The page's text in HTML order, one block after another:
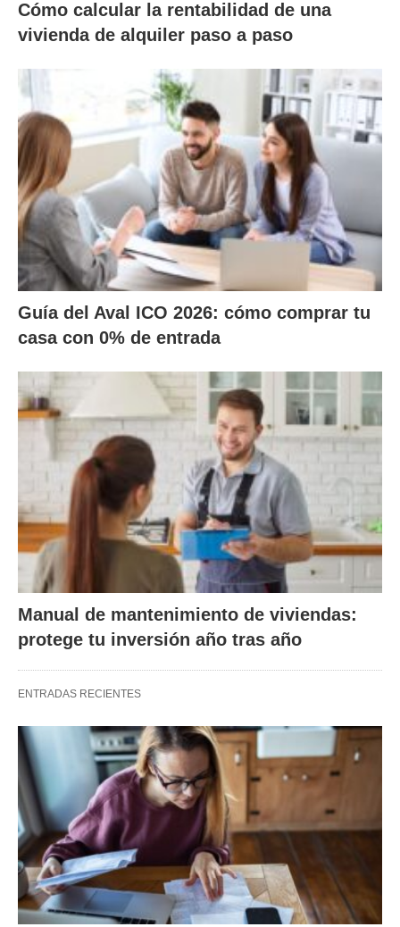
Cómo calcular la rentabilidad de una
vivienda de alquiler paso a paso
Guía del Aval ICO 2026: cómo comprar tu
casa con 0% de entrada
Manual de mantenimiento de viviendas:
protege tu inversión año tras año
ENTRADAS RECIENTES